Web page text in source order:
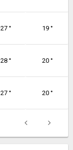
27 ° 19 °
28 ° 20 °
27 ° 20 °